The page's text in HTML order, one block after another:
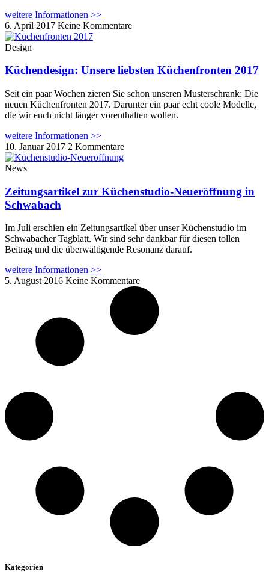
weitere Informationen >>
6. April 2017 Keine Kommentare
Design
Küchendesign: Unsere liebsten Küchenfronten 2017
Seit ein paar Wochen zieren Sie schon unseren Musterschrank: Die
neuen Küchenfronten 2017. Darunter ein paar echt coole Modelle,
die wir euch nicht länger vorenthalten wollen.
weitere Informationen >>
10. Januar 2017 2 Kommentare
News
Zeitungsartikel zur Küchenstudio-Neueröffnung in
Schwabach
Im Juli erschien ein Zeitungsartikel über unser Küchenstudio im
Schwabacher Tagblatt. Wir sind sehr dankbar für diesen tollen
Beitrag und die überwältigende Resonanz darauf.
weitere Informationen >>
5. August 2016 Keine Kommentare
Kategorien